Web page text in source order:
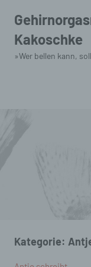
Inhalt
springen
Kakoschke
»Wer bellen kann,
Kategorie: